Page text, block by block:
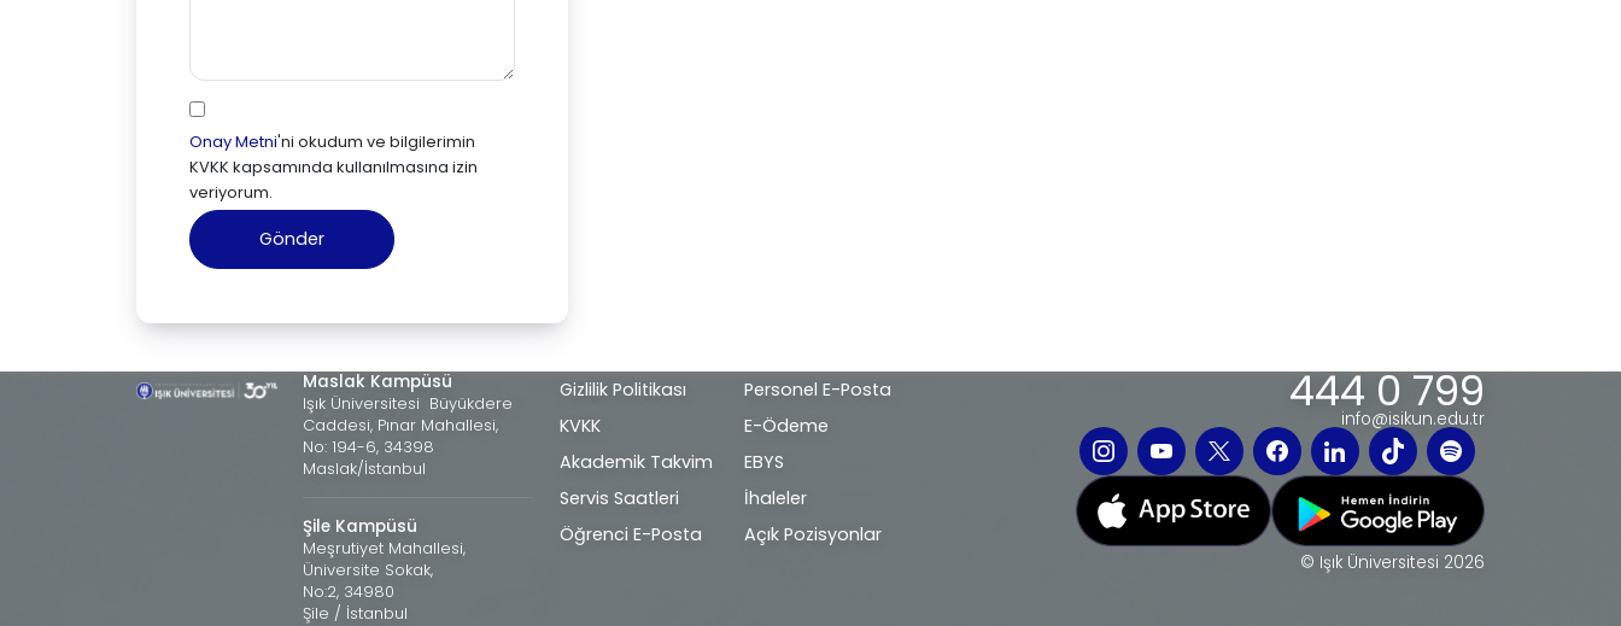
Onay Metni'ni okudum ve bilgilerimin
KVKK kapsamında kullanılmasına izin
veriyorum.
Maslak Kampüsü
Işık Üniversitesi Büyükdere
Caddesi, Pınar Mahallesi,
No: 194-6, 34398
Maslak/İstanbul
Şile Kampüsü
Meşrutiyet Mahallesi,
Üniversite Sokak,
No:2, 34980
Şile / İstanbul
Alt
bilgi
Gizlilik Politikası
KVKK
Akademik Takvim
Servis Saatleri
Öğrenci E-Posta
Personel E-Posta
E-Ödeme
EBYS
İhaleler
Açık Pozisyonlar
444 0 799
info@isikun.edu.tr
© Işık Üniversitesi 2026